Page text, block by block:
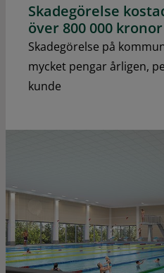
Skadegörelse
över 800 000
Skadegörelse på
mycket pengar årligen,
kunde